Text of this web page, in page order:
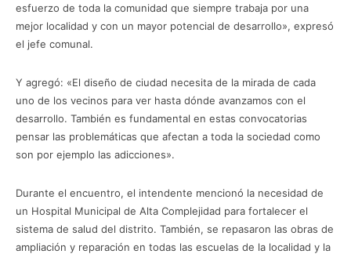
esfuerzo de toda la comunidad que siempre trabaja por una
mejor localidad y con un mayor potencial de desarrollo», expresó
el jefe comunal.
Y agregó: «El diseño de ciudad necesita de la mirada de cada
uno de los vecinos para ver hasta dónde avanzamos con el
desarrollo. También es fundamental en estas convocatorias
pensar las problemáticas que afectan a toda la sociedad como
son por ejemplo las adicciones».
Durante el encuentro, el intendente mencionó la necesidad de
un Hospital Municipal de Alta Complejidad para fortalecer el
sistema de salud del distrito. También, se repasaron las obras de
ampliación y reparación en todas las escuelas de la localidad y la